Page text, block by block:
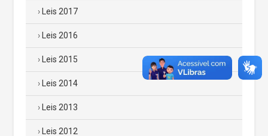
Leis 2017
Leis 2016
Leis 2015
Leis 2014
Leis 2013
Leis 2012